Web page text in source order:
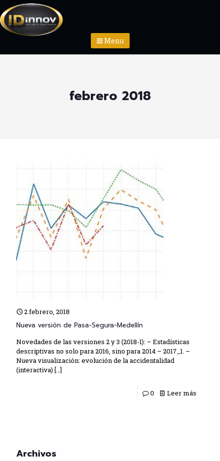
Menu
febrero 2018
2 febrero, 2018
Nueva versión de Pasa-Segura-Medellín
Novedades de las versiones 2 y 3 (2018-1): – Estadísticas
descriptivas no solo para 2016, sino para 2014 – 2017_1. –
Nueva visualización: evolución de la accidentalidad
(interactiva) […]
0 Leer más
Archivos